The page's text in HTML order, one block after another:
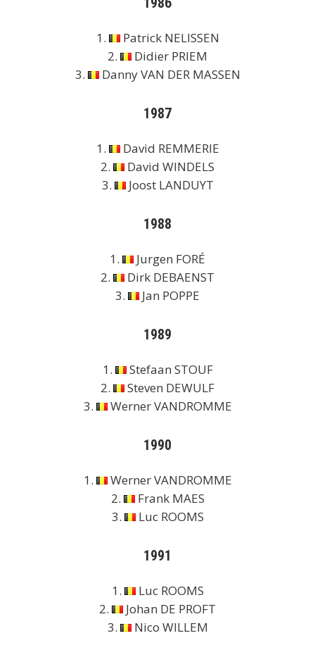
1.
Patrick NELISSEN
2.
Didier PRIEM
3.
Danny VAN DER MASSEN
1987
1.
David REMMERIE
2.
David WINDELS
3.
Joost LANDUYT
1988
1.
Jurgen FORÉ
2.
Dirk DEBAENST
3.
Jan POPPE
1989
1.
Stefaan STOUF
2.
Steven DEWULF
3.
Werner VANDROMME
1990
1.
Werner VANDROMME
2.
Frank MAES
3.
Luc ROOMS
1991
1.
Luc ROOMS
2.
Johan DE PROFT
3.
Nico WILLEM